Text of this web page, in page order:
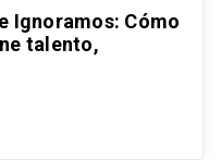
Ignoramos: Cómo
talento,